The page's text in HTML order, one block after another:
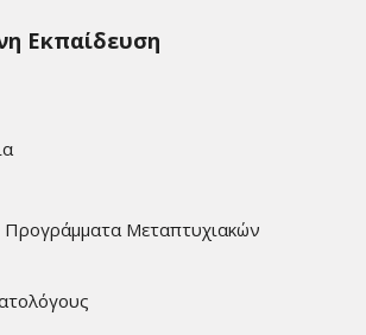
Εκπαίδευση
Προγράμματα Μεταπτυχιακών